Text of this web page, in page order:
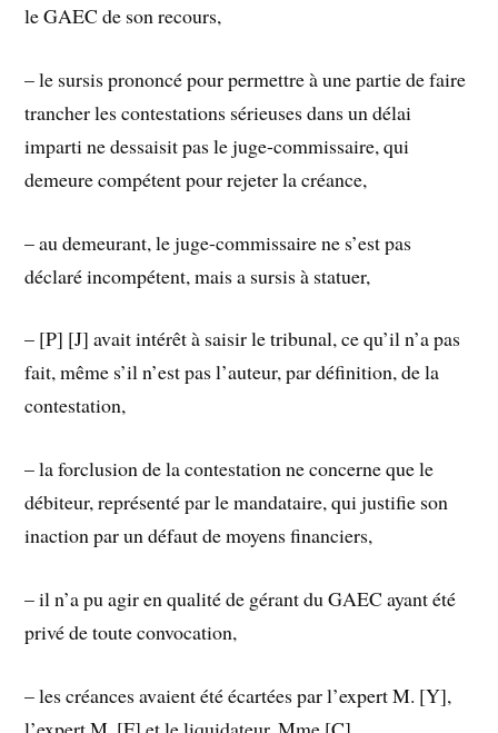
le GAEC de son recours,
– le sursis prononcé pour permettre à une partie de faire
trancher les contestations sérieuses dans un délai
imparti ne dessaisit pas le juge-commissaire, qui
demeure compétent pour rejeter la créance,
– au demeurant, le juge-commissaire ne s’est pas
déclaré incompétent, mais a sursis à statuer,
– [P] [J] avait intérêt à saisir le tribunal, ce qu’il n’a pas
fait, même s’il n’est pas l’auteur, par définition, de la
contestation,
– la forclusion de la contestation ne concerne que le
débiteur, représenté par le mandataire, qui justifie son
inaction par un défaut de moyens financiers,
– il n’a pu agir en qualité de gérant du GAEC ayant été
privé de toute convocation,
– les créances avaient été écartées par l’expert M. [Y],